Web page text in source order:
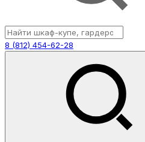
8 (812) 454-62-28